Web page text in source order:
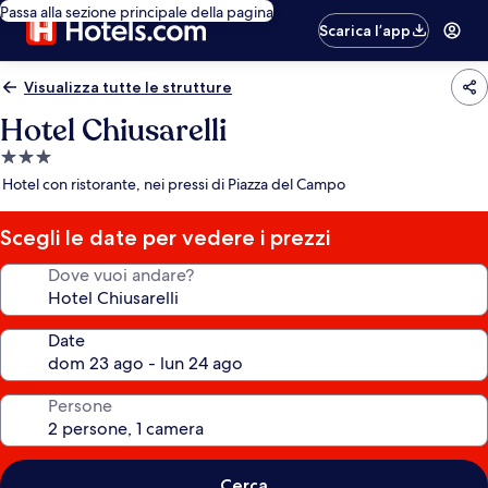
Passa alla sezione principale della pagina
Scarica l’app
Visualizza tutte le strutture
Hotel Chiusarelli
Struttura
a
stelle
Hotel con ristorante, nei pressi di Piazza del Campo
Scegli le date per vedere i prezzi
Dove vuoi andare?
Date
Persone